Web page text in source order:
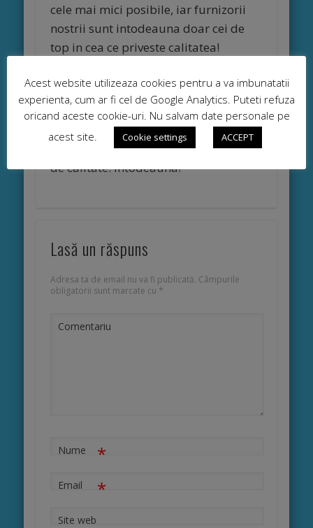
cele mai mici posibile, iar furnizorii
nostrii sunt intodeauna doar cei de
top in cea ce priveste calitatea!
Furnizori Benzinaria Via: carburanti
de calitate. Intodeauna!
Lasă un răspuns
Adresa ta de email nu va fi publicată. Câmpurile
obligatorii sunt marcate cu *
Comentariu
Nume *
Email *
Site web
Acest website utilizeaza cookies pentru a va imbunatatii
experienta, cum ar fi cel de Google Analytics. Puteti refuza
oricand aceste cookie-uri. Nu salvam date personale pe
acest site.
Cookie settings ACCEPT